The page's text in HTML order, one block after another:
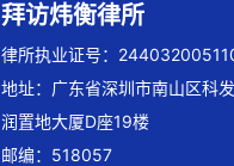
拜访炜衡律所
律所执业证号：
地址：广东省深圳市南山区科
润置地大厦D座19楼
邮编：518057